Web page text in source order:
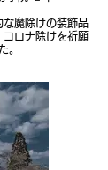
な魔除けの装飾品
コロナ除けを祈願
。